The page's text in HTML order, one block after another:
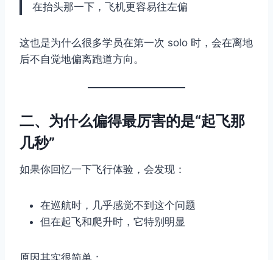
在抬头那一下，飞机更容易往左偏
这也是为什么很多学员在第一次 solo 时，会在离地
后不自觉地偏离跑道方向。
二、为什么偏得最厉害的是“起飞那
几秒”
如果你回忆一下飞行体验，会发现：
在巡航时，几乎感觉不到这个问题
但在起飞和爬升时，它特别明显